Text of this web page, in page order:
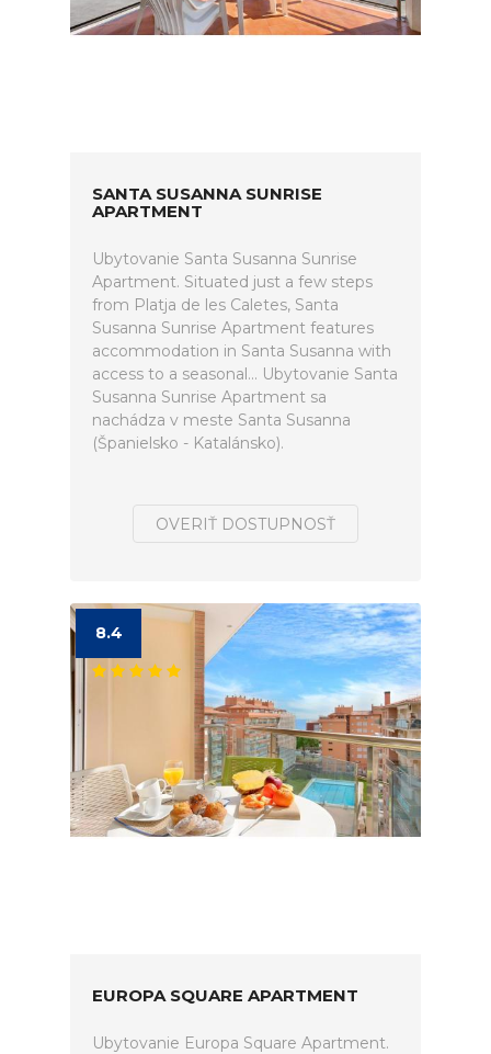
SANTA SUSANNA SUNRISE
APARTMENT
Ubytovanie Santa Susanna Sunrise
Apartment. Situated just a few steps
from Platja de les Caletes, Santa
Susanna Sunrise Apartment features
accommodation in Santa Susanna with
access to a seasonal... Ubytovanie Santa
Susanna Sunrise Apartment sa
nachádza v meste Santa Susanna
(Španielsko - Katalánsko).
OVERIŤ DOSTUPNOSŤ
8.4
EUROPA SQUARE APARTMENT
Ubytovanie Europa Square Apartment.